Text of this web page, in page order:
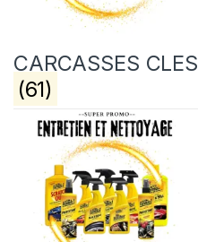
CARCASSES CLES
(61)